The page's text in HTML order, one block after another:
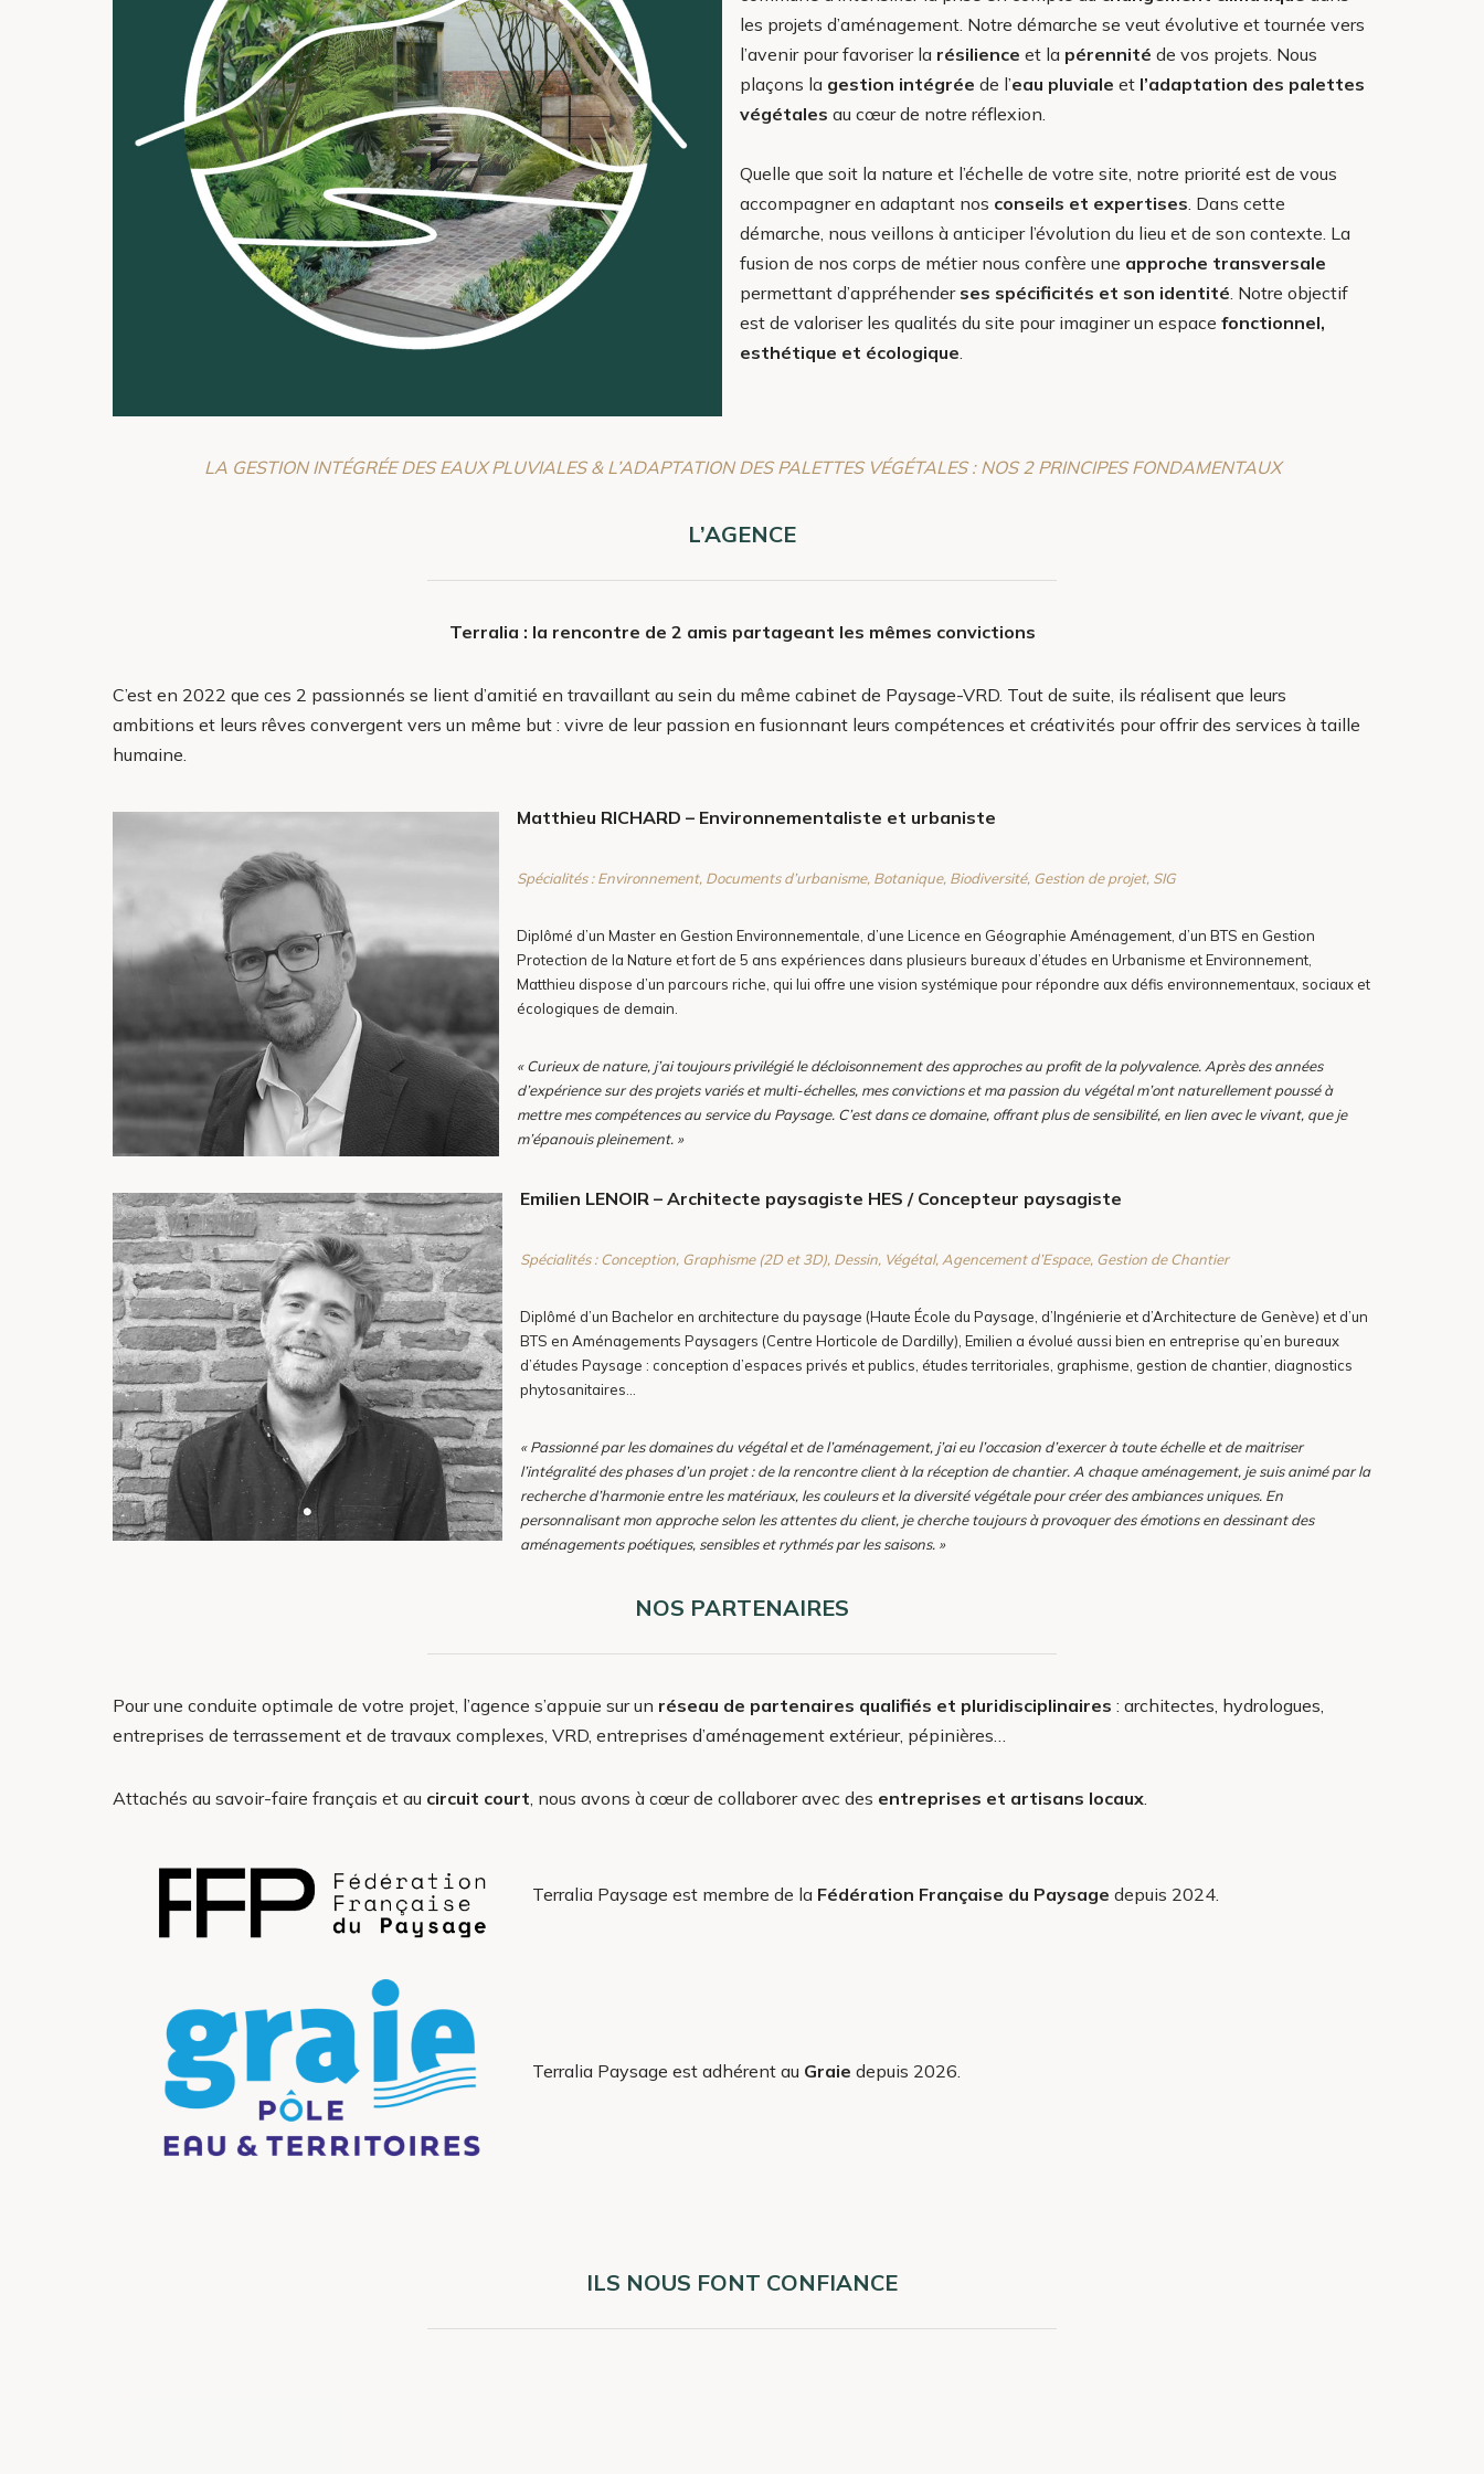
les projets d’aménagement. Notre démarche se veut évolutive et tournée vers
l’avenir pour favoriser la résilience et la pérennité de vos projets. Nous
plaçons la gestion intégrée de l’eau pluviale et l’adaptation des palettes
végétales au cœur de notre réflexion.
Quelle que soit la nature et l’échelle de votre site, notre priorité est de vous
accompagner en adaptant nos conseils et expertises. Dans cette
démarche, nous veillons à anticiper l’évolution du lieu et de son contexte. La
fusion de nos corps de métier nous confère une approche transversale
permettant d’appréhender ses spécificités et son identité. Notre objectif
est de valoriser les qualités du site pour imaginer un espace fonctionnel,
esthétique et écologique.
LA GESTION INTÉGRÉE DES EAUX PLUVIALES & L’ADAPTATION DES PALETTES VÉGÉTALES : NOS 2 PRINCIPES FONDAMENTAUX
L’AGENCE
Terralia : la rencontre de 2 amis partageant les mêmes convictions
C’est en 2022 que ces 2 passionnés se lient d’amitié en travaillant au sein du même cabinet de Paysage-VRD. Tout de suite, ils réalisent que leurs
ambitions et leurs rêves convergent vers un même but : vivre de leur passion en fusionnant leurs compétences et créativités pour offrir des services à taille
humaine.
Matthieu RICHARD – Environnementaliste et urbaniste
Spécialités : Environnement, Documents d’urbanisme, Botanique, Biodiversité, Gestion de projet, SIG
Diplômé d’un Master en Gestion Environnementale, d’une Licence en Géographie Aménagement, d’un BTS en Gestion
Protection de la Nature et fort de 5 ans expériences dans plusieurs bureaux d’études en Urbanisme et Environnement,
Matthieu dispose d’un parcours riche, qui lui offre une vision systémique pour répondre aux défis environnementaux, sociaux et
écologiques de demain.
« Curieux de nature, j’ai toujours privilégié le décloisonnement des approches au profit de la polyvalence. Après des années
d’expérience sur des projets variés et multi-échelles, mes convictions et ma passion du végétal m’ont naturellement poussé à
mettre mes compétences au service du Paysage. C’est dans ce domaine, offrant plus de sensibilité, en lien avec le vivant, que je
m’épanouis pleinement. »
Emilien LENOIR – Architecte paysagiste HES / Concepteur paysagiste
Spécialités : Conception, Graphisme (2D et 3D), Dessin, Végétal, Agencement d’Espace, Gestion de Chantier
Diplômé d’un Bachelor en architecture du paysage (Haute École du Paysage, d’Ingénierie et d’Architecture de Genève) et d’un
BTS en Aménagements Paysagers (Centre Horticole de Dardilly), Emilien a évolué aussi bien en entreprise qu’en bureaux
d’études Paysage : conception d’espaces privés et publics, études territoriales, graphisme, gestion de chantier, diagnostics
phytosanitaires…
« Passionné par les domaines du végétal et de l’aménagement, j’ai eu l’occasion d’exercer à toute échelle et de maitriser
l’intégralité des phases d’un projet : de la rencontre client à la réception de chantier. A chaque aménagement, je suis animé par la
recherche d’harmonie entre les matériaux, les couleurs et la diversité végétale pour créer des ambiances uniques. En
personnalisant mon approche selon les attentes du client, je cherche toujours à provoquer des émotions en dessinant des
aménagements poétiques, sensibles et rythmés par les saisons. »
NOS PARTENAIRES
Pour une conduite optimale de votre projet, l’agence s’appuie sur un réseau de partenaires qualifiés et pluridisciplinaires : architectes, hydrologues,
entreprises de terrassement et de travaux complexes, VRD, entreprises d’aménagement extérieur, pépinières…
Attachés au savoir-faire français et au circuit court, nous avons à cœur de collaborer avec des entreprises et artisans locaux.
Terralia Paysage est membre de la Fédération Française du Paysage depuis 2024.
Terralia Paysage est adhérent au Graie depuis 2026.
ILS NOUS FONT CONFIANCE